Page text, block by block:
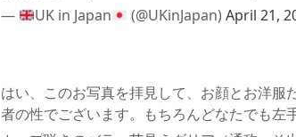
—
UK in Japan (@UKinJapan)April 21,
はい、このお写真を拝見して、お顔とお洋
者の性でございます。もちろんどなたでも左